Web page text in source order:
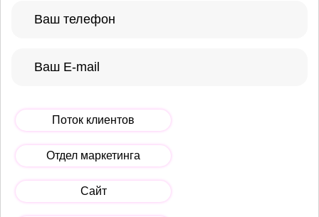
Поток клиентов
Отдел маркетинга
Сайт